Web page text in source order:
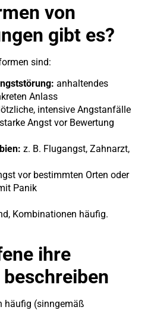
von
gibt es?
sind:
anhaltendes
Anlass
intensive Angstanfälle
starke Angst vor Bewertung
z. B. Flugangst, Zahnarzt,
vor bestimmten Orten oder
Panik
Kombinationen häufig.
ihre
häufig (sinngemäß